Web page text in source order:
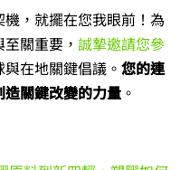
，就擺在您我眼前！為
關重要， 誠摯邀請您參
在地關鍵倡議。 您的連
關鍵改變的力量 。